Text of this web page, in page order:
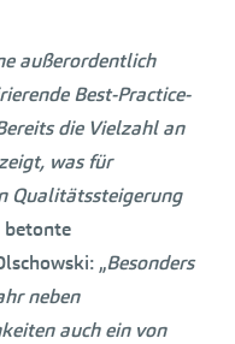
außerordentlich
Best-Practice-
die Vielzahl an
was für
Qualitätssteigerung
betonte
„Besonders
neben
auch ein von